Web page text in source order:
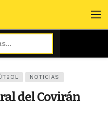
NOTICIAS
del Covirán